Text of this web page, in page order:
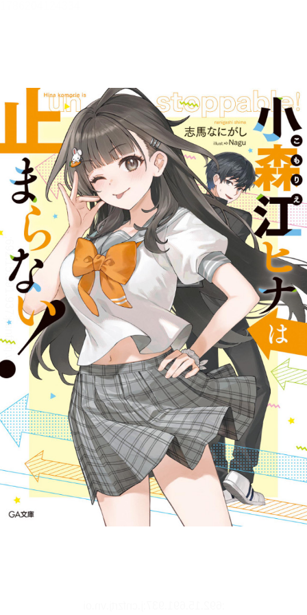
子ＳＳ特典付き】【立ち読み
版】
志馬なにがし
目次
目次を表示します。
この作品について
この作品の書誌情報を表示します。
本文検索
本文内から文字を検索します。
リーダー設定
文字サイズ、エフェクトの変更などを行います。